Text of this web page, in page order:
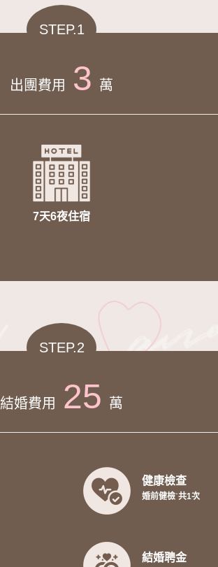
STEP.1
出團費用 3 萬
7天6夜住宿
STEP.2
結婚費用 25 萬
健康檢查
婚前健檢˙共1次
結婚聘金